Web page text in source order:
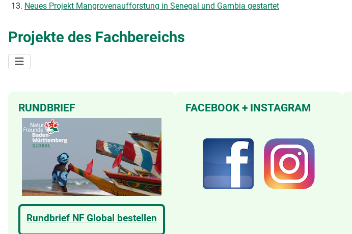
Neues Projekt Mangrovenaufforstung in Senegal und Gambia gestartet
Projekte des Fachbereichs
RUNDBRIEF
Rundbrief NF Global bestellen
FACEBOOK + INSTAGRAM